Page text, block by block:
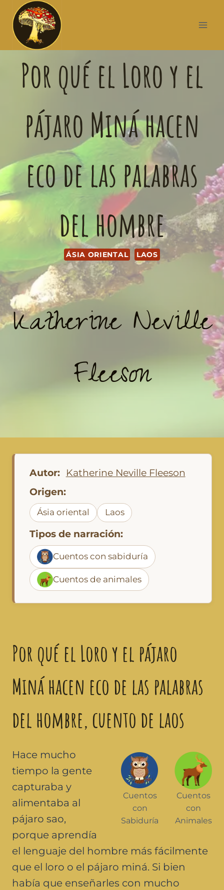
Por qué el Loro y el
pájaro Miná hacen
eco de las palabras
del hombre
ÁSIA ORIENTAL LAOS
Katherine Neville
Fleeson
Autor:
Katherine Neville Fleeson
Origen:
Ásia oriental Laos
Tipos de narración:
Cuentos con sabiduría
Cuentos de animales
Por qué el Loro y el pájaro
Miná hacen eco de las palabras
del hombre, cuento de laos
Cuentos
con
Animales
Cuentos
con
Sabiduría
Hace mucho
tiempo la gente
capturaba y
alimentaba al
pájaro sao,
porque aprendía
el lenguaje del hombre más fácilmente
que el loro o el pájaro miná. Si bien
había que enseñarles con mucho